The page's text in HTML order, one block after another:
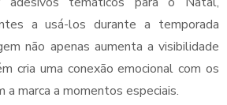
a usá-los durante a temporada
não apenas aumenta a visibilidade
cria uma conexão emocional com os
a marca a momentos especiais.